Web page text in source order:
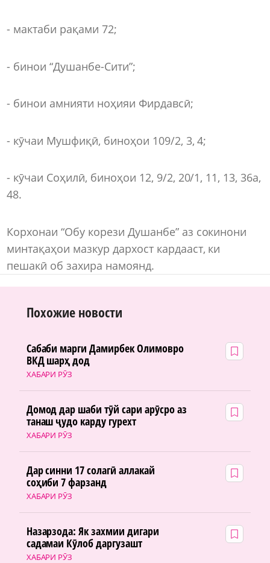
- мактаби рақами 72;
- бинои “Душанбе-Сити”;
- бинои амнияти ноҳияи Фирдавсӣ;
- кӯчаи Мушфиқӣ, биноҳои 109/2, 3, 4;
- кӯчаи Соҳилӣ, биноҳои 12, 9/2, 20/1, 11, 13, 36а,
48.
Корхонаи “Обу корези Душанбе” аз сокинони
минтақаҳои мазкур дархост кардааст, ки
пешакӣ об захира намоянд.
Похожие новости
ХАБАРИ РӮЗ
Сабаби марги Дамирбек Олимовро
ВКД шарҳ дод
ХАБАРИ РӮЗ
Домод дар шаби тӯй сари арӯсро аз
танаш ҷудо карду гурехт
ХАБАРИ РӮЗ
Дар синни 17 солагӣ аллакай
соҳиби 7 фарзанд
ХАБАРИ РӮЗ
Назарзода: Як захмии дигари
садамаи Кӯлоб даргузашт